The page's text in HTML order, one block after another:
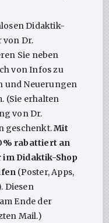
einem Blick
Gewordensein
Konflikte,
Sinn
Analysen,
Störungen
Muster, Kontext –
Kongruenz,
trägt.
systemisch
Wege gehen &
Didaktik-
von Dr.
Sie neben
von Infos zu
und Neuerungen
(Sie erhalten
von Dr.
geschenkt.Mit
rabattiert an
Didaktik-Shop
(Poster, Apps,
Diesen
Ende der
Mail.)